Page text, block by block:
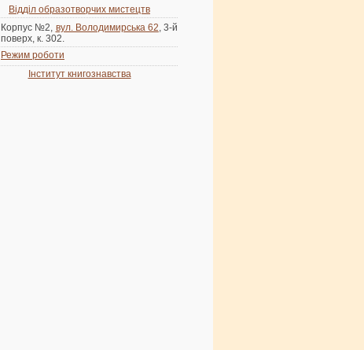
Відділ образотворчих мистецтв
Корпус №2, вул. Володимирська 62, 3-й
поверх, к. 302.
Режим роботи
Інститут книгознавства